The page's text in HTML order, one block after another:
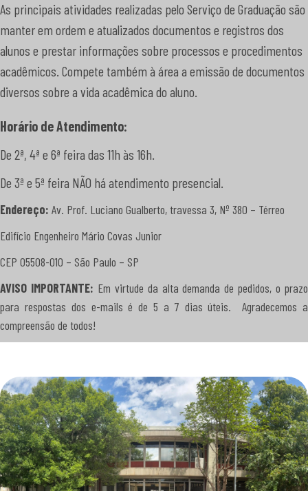
As principais atividades realizadas pelo Serviço de Graduação são
manter em ordem e atualizados documentos e registros dos
alunos e prestar informações sobre processos e procedimentos
acadêmicos. Compete também à área a emissão de documentos
diversos sobre a vida acadêmica do aluno.
Horário de Atendimento:
De 2ª, 4ª e 6ª feira das 11h às 16h.
De 3ª e 5ª feira NÃO há atendimento presencial.
Endereço: Av. Prof. Luciano Gualberto, travessa 3, Nº 380 – Térreo
Edifício Engenheiro Mário Covas Junior
CEP 05508-010 – São Paulo – SP
AVISO IMPORTANTE: Em virtude da alta demanda de pedidos, o prazo
para respostas dos e-mails é de 5 a 7 dias úteis. Agradecemos a
compreensão de todos!